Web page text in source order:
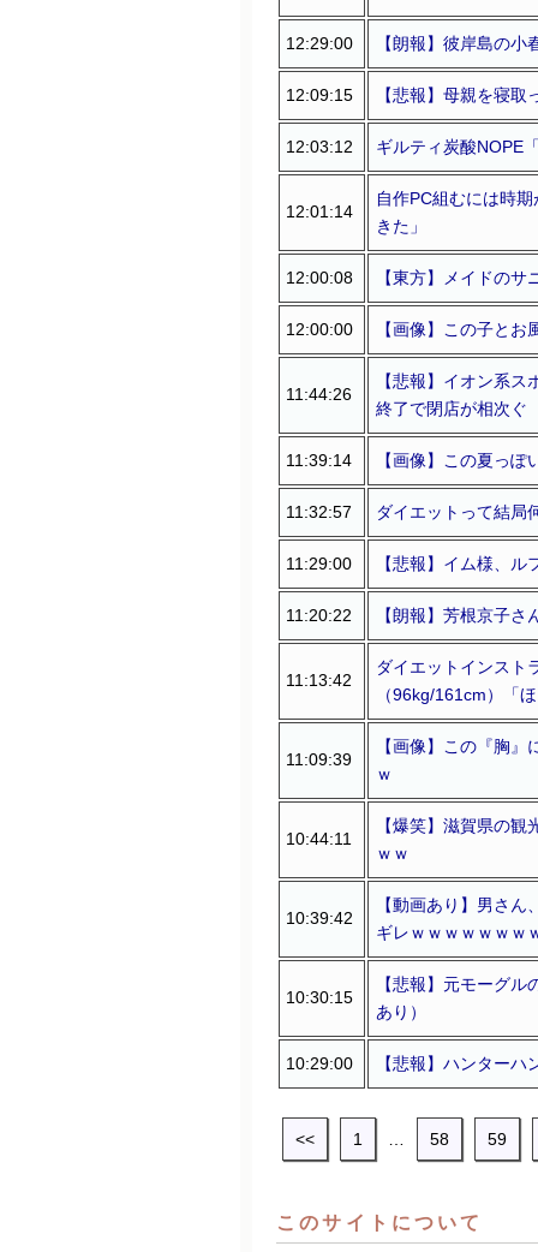
12:29:00 【朗報】彼岸島の小
12:09:15 【悲報】母親を寝
12:03:12 ギルティ炭酸NOPE
12:01:14
自作PC組むには時
きた」
12:00:08 【東方】メイドの
12:00:00 【画像】この子と
11:44:26
【悲報】イオン系
終了で閉店が相次ぐ
11:39:14 【画像】この夏っ
11:32:57 ダイエットって結局
11:29:00 【悲報】イム様、
11:20:22 【朗報】芳根京子
11:13:42
ダイエットインスト
（96kg/161cm）「
11:09:39
【画像】この『胸
ｗ
10:44:11
【爆笑】滋賀県の
ｗｗ
10:39:42
【動画あり】男さ
ギレｗｗｗｗｗｗｗ
10:30:15
【悲報】元モーグ
あり）
10:29:00 【悲報】ハンター
<< 1 58 59
このサイトについて